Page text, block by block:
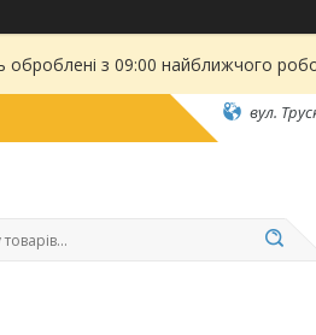
з 09:00 найближчого
вул.